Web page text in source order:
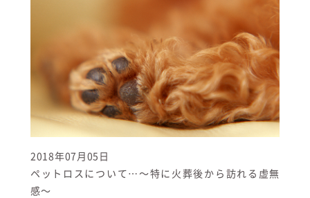
2018年07月05日
ペットロスについて…〜特に火葬後から訪れる虚無
感〜